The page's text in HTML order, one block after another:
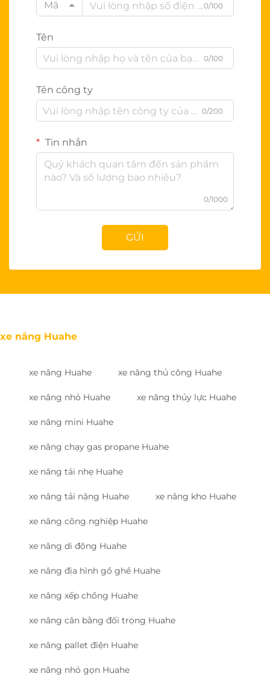
Mã 0/100
Tên
0/100
Tên công ty
0/200
Tin nhắn
0/1000
GỬI
xe nâng Huahe
xe nâng Huahe xe nâng thủ công Huahe
xe nâng nhỏ Huahe xe nâng thủy lực Huahe
xe nâng mini Huahe
xe nâng chạy gas propane Huahe
xe nâng tải nhẹ Huahe
xe nâng tải nặng Huahe xe nâng kho Huahe
xe nâng công nghiệp Huahe
xe nâng di động Huahe
xe nâng địa hình gồ ghề Huahe
xe nâng xếp chồng Huahe
xe nâng cân bằng đối trọng Huahe
xe nâng pallet điện Huahe
xe nâng nhỏ gọn Huahe